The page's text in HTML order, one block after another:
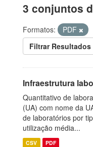
3 conjuntos
Formatos: PDF
Filtrar Resultados
Infraestrutura
Quantitativo de
(UA) com nome da
de laboratórios por
utilização média...
CSV PDF